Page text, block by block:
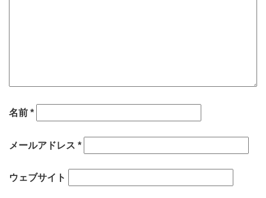
名前 *
メールアドレス *
ウェブサイト